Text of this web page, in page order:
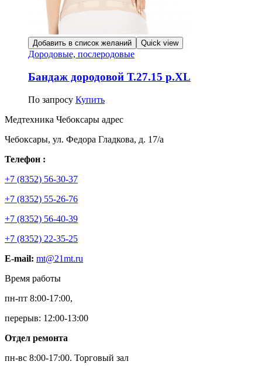
Добавить в список желаний Quick view
Дородовые, послеродовые
Бандаж дородовой Т.27.15 р.XL
По запросу Купить
Медтехника Чебоксары адрес
Чебоксары, ул. Федора Гладкова, д. 17/а
Телефон :
+7 (8352) 56-30-37
+7 (8352) 55-26-76
+7 (8352) 56-40-39
+7 (8352) 22-35-25
E-mail: mt@21mt.ru
Время работы
пн-пт 8:00-17:00,
перерыв: 12:00-13:00
Отдел ремонта
пн-вс 8:00-17:00. Торговый зал